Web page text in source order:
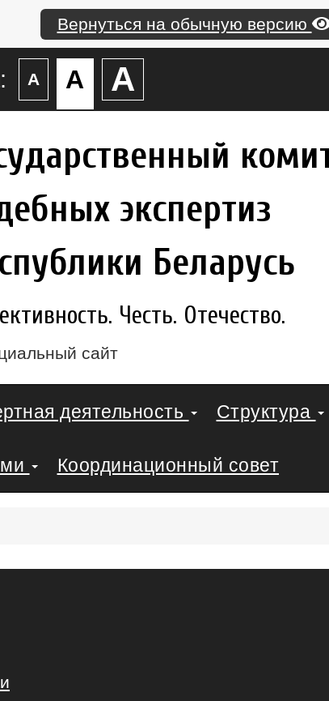
Вернуться на обычную версию
А А А
экспертиз
Беларусь
Честь. Отечество.
сайт
деятельность Структура
Координационный совет